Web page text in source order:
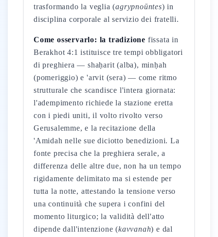
trasformando la veglia (agrypnoūntes) in
disciplina corporale al servizio dei fratelli.
Come osservarlo: la tradizione fissata in
Berakhot 4:1 istituisce tre tempi obbligatori
di preghiera — shaḥarit (alba), minḥah
(pomeriggio) e 'arvit (sera) — come ritmo
strutturale che scandisce l'intera giornata:
l'adempimento richiede la stazione eretta
con i piedi uniti, il volto rivolto verso
Gerusalemme, e la recitazione della
'Amidah nelle sue diciotto benedizioni. La
fonte precisa che la preghiera serale, a
differenza delle altre due, non ha un tempo
rigidamente delimitato ma si estende per
tutta la notte, attestando la tensione verso
una continuità che supera i confini del
momento liturgico; la validità dell'atto
dipende dall'intenzione (kavvanah) e dal